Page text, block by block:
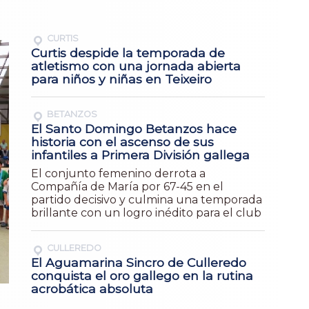
CURTIS
Curtis despide la temporada de
atletismo con una jornada abierta
para niños y niñas en Teixeiro
BETANZOS
El Santo Domingo Betanzos hace
historia con el ascenso de sus
infantiles a Primera División gallega
El conjunto femenino derrota a
Compañía de María por 67-45 en el
partido decisivo y culmina una temporada
brillante con un logro inédito para el club
CULLEREDO
El Aguamarina Sincro de Culleredo
conquista el oro gallego en la rutina
acrobática absoluta